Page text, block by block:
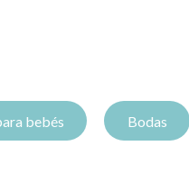
bebés Bodas